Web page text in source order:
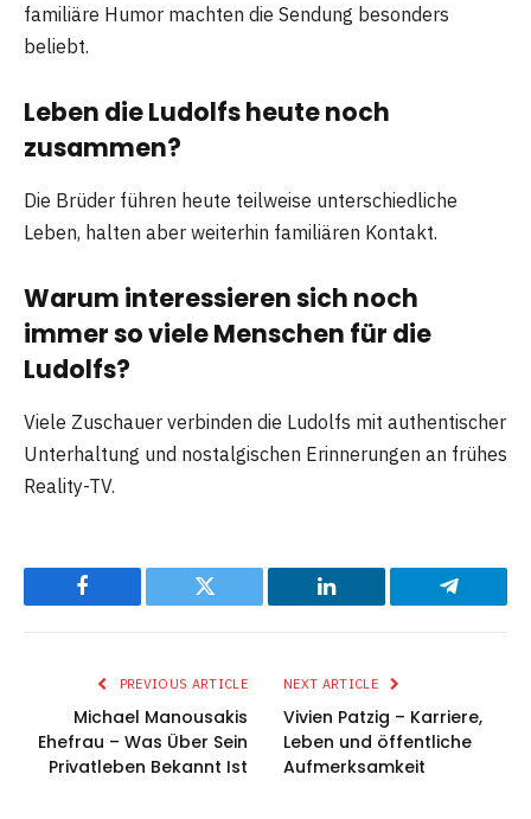
familiäre Humor machten die Sendung besonders
beliebt.
Leben die Ludolfs heute noch
zusammen?
Die Brüder führen heute teilweise unterschiedliche
Leben, halten aber weiterhin familiären Kontakt.
Warum interessieren sich noch
immer so viele Menschen für die
Ludolfs?
Viele Zuschauer verbinden die Ludolfs mit authentischer
Unterhaltung und nostalgischen Erinnerungen an frühes
Reality-TV.
Facebook Twitter LinkedIn Telegram
PREVIOUS ARTICLE
Michael Manousakis
Ehefrau – Was Über Sein
Privatleben Bekannt Ist
NEXT ARTICLE
Vivien Patzig – Karriere,
Leben und öffentliche
Aufmerksamkeit